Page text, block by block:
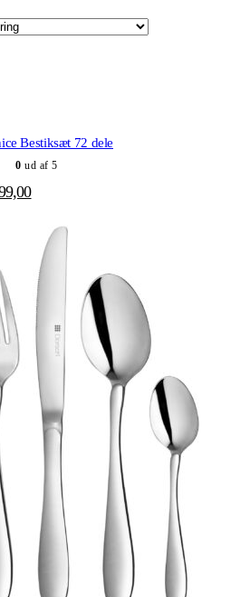
Bestiksæt 72 dele
0 ud af 5
Den
er:
DKK 1.999,00.